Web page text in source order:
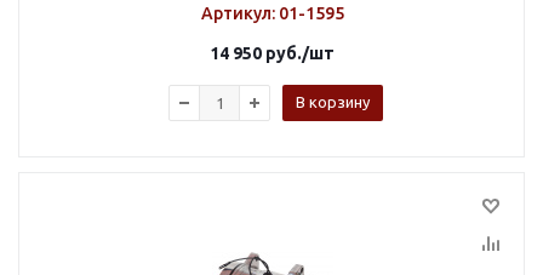
Артикул: 01-1595
14 950 руб./шт
В корзину